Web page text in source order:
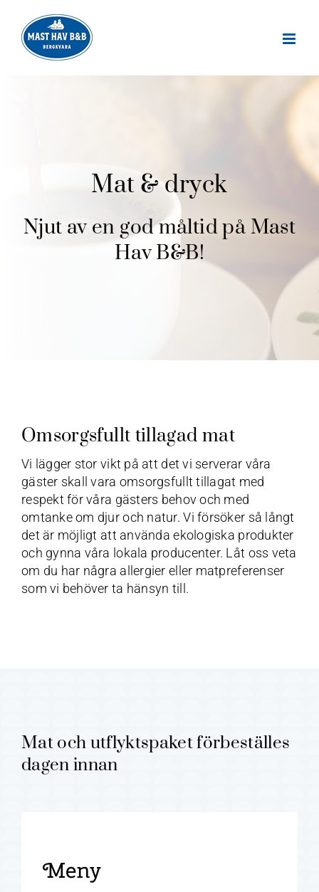
content
Mat & dryck
Njut av en god måltid på Mast
Hav B&B!
Omsorgsfullt tillagad mat
Vi lägger stor vikt på att det vi serverar våra
gäster skall vara omsorgsfullt tillagat med
respekt för våra gästers behov och med
omtanke om djur och natur. Vi försöker så långt
det är möjligt att använda ekologiska produkter
och gynna våra lokala producenter. Låt oss veta
om du har några allergier eller matpreferenser
som vi behöver ta hänsyn till.
Mat och utflyktspaket förbeställes
dagen innan
Meny